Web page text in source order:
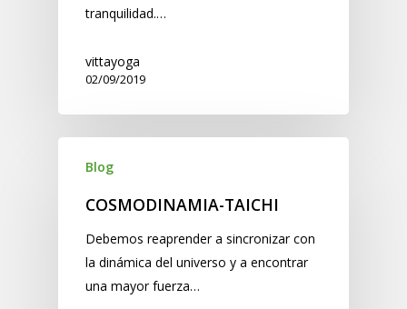
tranquilidad.…
vittayoga
02/09/2019
Blog
COSMODINAMIA-TAICHI
Debemos reaprender a sincronizar con
la dinámica del universo y a encontrar
una mayor fuerza…